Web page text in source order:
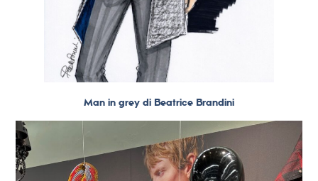
Man in grey di Beatrice Brandini